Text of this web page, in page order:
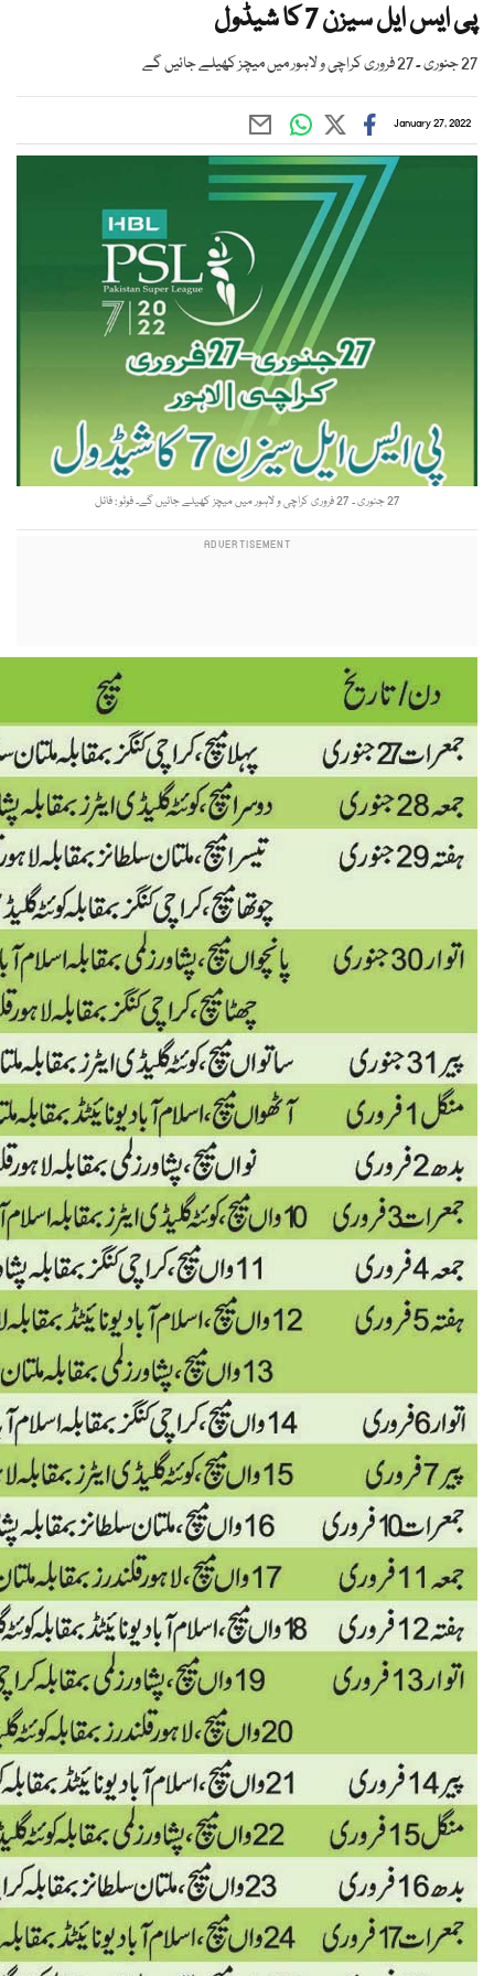
پی ایس ایل سیزن 7 کا شیڈول
27 جنوری ۔ 27 فروری کراچی و لاہور میں میچز کھیلے جائیں گے
January 27, 2022
27 جنوری ۔ 27 فروری کراچی و لاہور میں میچز کھیلے جائیں گے۔ فوٹو : فائل